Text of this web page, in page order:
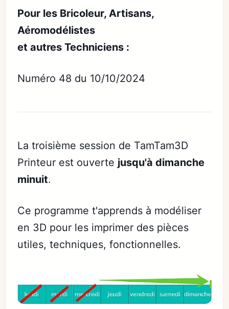
Pour les Bricoleur, Artisans,
Aéromodélistes
et autres Techniciens :
Numéro 48 du 10/10/2024
La troisième session de TamTam3D
Printeur est ouverte jusqu'à dimanche
minuit.
Ce programme t'apprends à modéliser
en 3D pour les imprimer des pièces
utiles, techniques, fonctionnelles.